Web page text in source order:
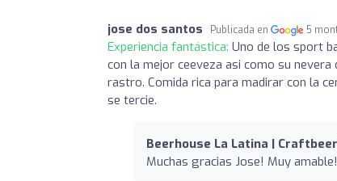
jose dos santos Publicada en 5
Experiencia fantástica: Uno de los sport
con la mejor ceeveza asi como su
rastro. Comida rica para madirar con la
se tercie.
Beerhouse La Latina |
Muchas gracias Jose! Muy amable!